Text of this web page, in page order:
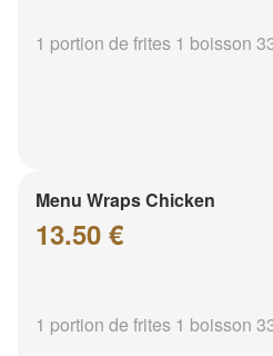
1 portion de frites 1 boisson
Menu Wraps Chicken
13.50 €
1 portion de frites 1 boisson